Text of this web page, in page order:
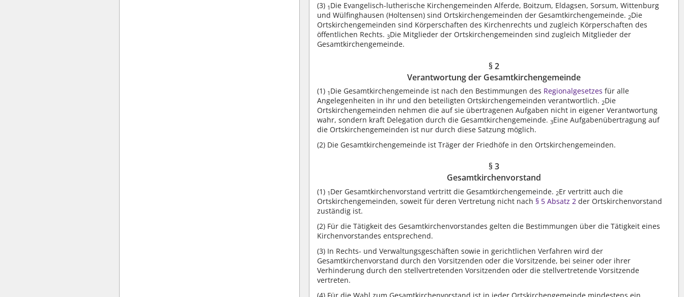
(3) 1 Die Evangelisch-lutherische Kirchengemeinden Alferde, Boitzum, Eldagsen, Sorsum, Wittenburg
und Wülfinghausen (Holtensen) sind Ortskirchengemeinden der Gesamtkirchengemeinde. 2Die
Ortskirchengemeinden sind Körperschaften des Kirchenrechts und zugleich Körperschaften des
öffentlichen Rechts.3Die Mitglieder der Ortskirchengemeinden sind zugleich Mitglieder der
Gesamtkirchengemeinde.
§ 2
Verantwortung der Gesamtkirchengemeinde
(1) 1 Die Gesamtkirchengemeinde ist nach den Bestimmungen des Regionalgesetzes für alle
Angelegenheiten in ihr und den beteiligten Ortskirchengemeinden verantwortlich. 2Die
Ortskirchengemeinden nehmen die auf sie übertragenen Aufgaben nicht in eigener Verantwortung
wahr, sondern kraft Delegation durch die Gesamtkirchengemeinde.3Eine Aufgabenübertragung auf
die Ortskirchengemeinden ist nur durch diese Satzung möglich.
(2) Die Gesamtkirchengemeinde ist Träger der Friedhöfe in den Ortskirchengemeinden.
§ 3
Gesamtkirchenvorstand
(1) 1 Der Gesamtkirchenvorstand vertritt die Gesamtkirchengemeinde. 2Er vertritt auch die
Ortskirchengemeinden, soweit für deren Vertretung nicht nach § 5 Absatz 2 der Ortskirchenvorstand
zuständig ist.
(2) Für die Tätigkeit des Gesamtkirchenvorstandes gelten die Bestimmungen über die Tätigkeit eines
Kirchenvorstandes entsprechend.
(3) In Rechts- und Verwaltungsgeschäften sowie in gerichtlichen Verfahren wird der
Gesamtkirchenvorstand durch den Vorsitzenden oder die Vorsitzende, bei seiner oder ihrer
Verhinderung durch den stellvertretenden Vorsitzenden oder die stellvertretende Vorsitzende
vertreten.